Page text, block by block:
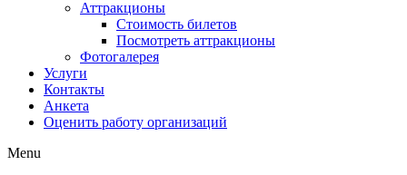
Аттракционы
Стоимость билетов
Посмотреть аттракционы
Фотогалерея
Услуги
Контакты
Анкета
Оценить работу организаций
Menu